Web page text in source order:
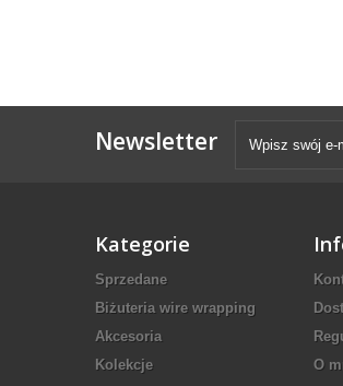
Newsletter
Kategorie
Sprzedane
Biżuteria wire wrapping
Akcesoria
Kolekcje
O